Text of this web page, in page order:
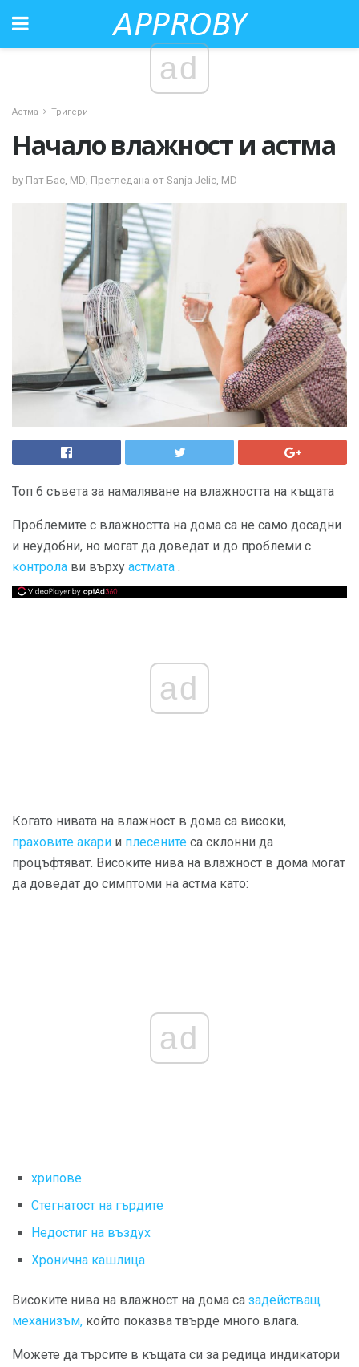
ad
Астма Тригери
Начало влажност и астма
by Пат Бас, MD; Прегледана от Sanja Jelic, MD
Топ 6 съвета за намаляване на влажността на къщата
Проблемите с влажността на дома са не само досадни
и неудобни, но могат да доведат и до проблеми с
контрола ви върху астмата .
ad
Когато нивата на влажност в дома са високи,
праховите акари и плесените са склонни да
процъфтяват. Високите нива на влажност в дома могат
да доведат до симптоми на астма като:
ad
хрипове
Стегнатост на гърдите
Недостиг на въздух
Хронична кашлица
Високите нива на влажност на дома са задействащ
механизъм, който показва твърде много влага.
Можете да търсите в къщата си за редица индикатори